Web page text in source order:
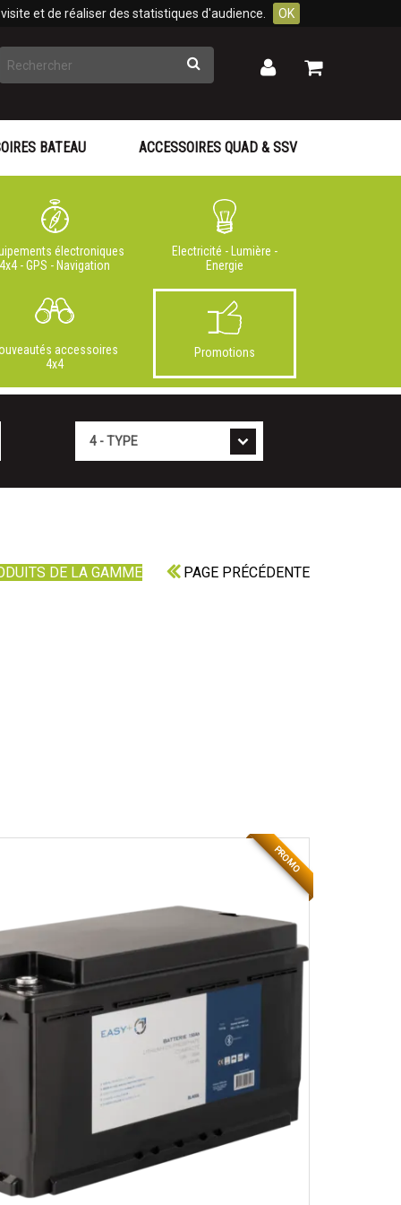
et de réaliser des statistiques d'audience. OK
Rechercher Mon
Mon
électroniques
4x4 - GPS - Navigation
Electricité - Lumière -
Energie
accessoires
4x4
Promotions
BATEAU ACCESSOIRES QUAD & SSV
DE LA GAMME PAGE PRÉCÉDENTE
PROMO